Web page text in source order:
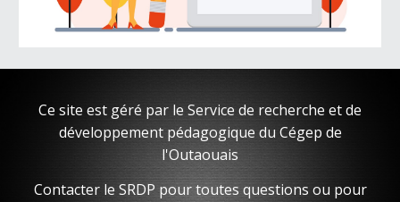
Ce site est géré par le Service de recherche et de
développement pédagogique du Cégep de
l'Outaouais
Contacter le SRDP pour toutes questions ou pour